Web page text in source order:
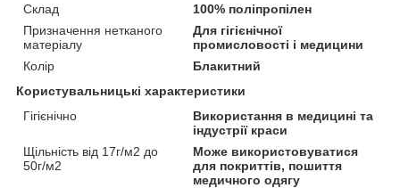
Склад
100% поліпропілен
Призначення нетканого
матеріалу
Для гігієнічної
промисловості і медицини
Колір
Блакитний
Користувальницькі характеристики
Гігієнічно
Використання в медицині та
індустрії краси
Щільність від 17г/м2 до
50г/м2
Може використовуватися
для покриттів, пошиття
медичного одягу